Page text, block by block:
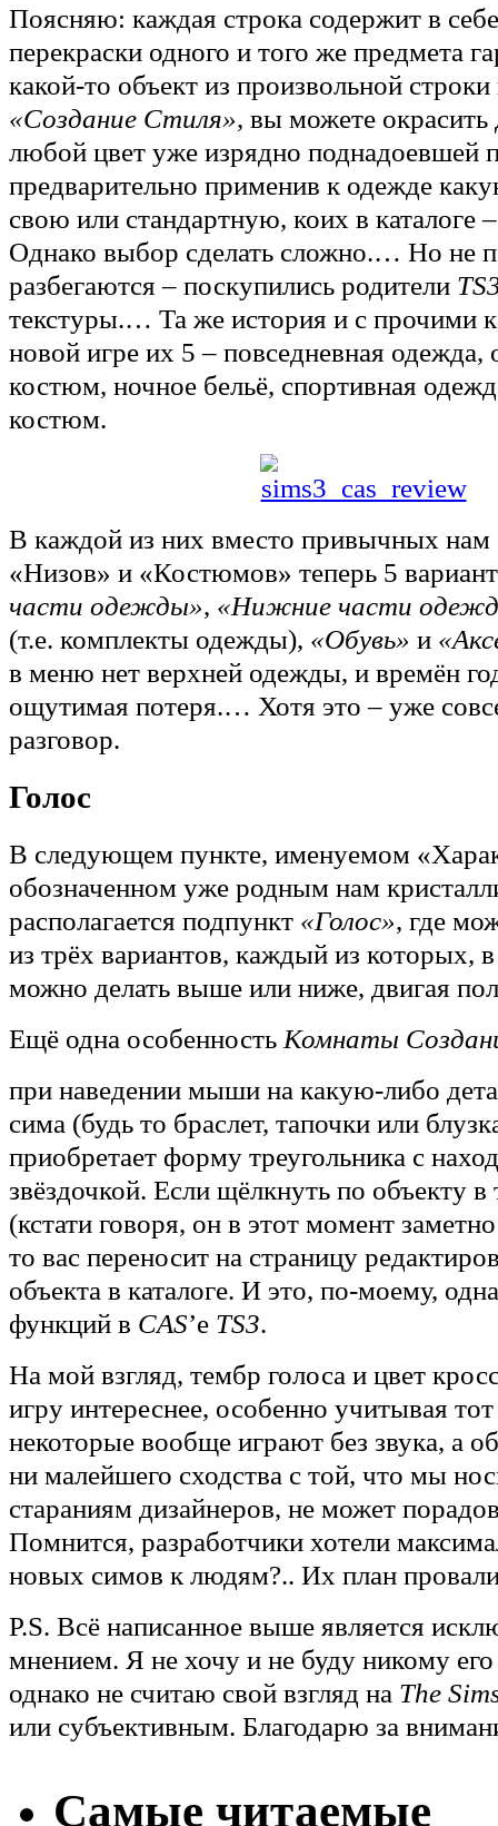
Поясняю: каждая строка содержит в
перекраски одного и того же предмета
какой-то объект из произвольной
«Создание Стиля», вы можете
любой цвет уже изрядно поднадоевшей
предварительно применив к одежде
свою или стандартную, коих в каталоге
Однако выбор сделать сложно.… Но не
разбегаются – поскупились родители
текстуры.… Та же история и с прочими
новой игре их 5 – повседневная
костюм, ночное бельё, спортивная
костюм.
В каждой из них вместо привычных нам
«Низов» и «Костюмов» теперь 5
части одежды», «Нижние части
(т.е. комплекты одежды), «Обувь» и
в меню нет верхней одежды, и времён
ощутимая потеря.… Хотя это – уже
разговор.
Голос
В следующем пункте, именуемом
обозначенном уже родным нам
располагается подпункт «Голос», где
из трёх вариантов, каждый из которых,
можно делать выше или ниже, двигая
Ещё одна особенность Комнаты
при наведении мыши на какую-либо
сима (будь то браслет, тапочки или
приобретает форму треугольника с
звёздочкой. Если щёлкнуть по объекту в
(кстати говоря, он в этот момент
то вас переносит на страницу
объекта в каталоге. И это, по-моему,
функций в CAS’e TS3.
На мой взгляд, тембр голоса и цвет
игру интереснее, особенно учитывая
некоторые вообще играют без звука, а
ни малейшего сходства с той, что мы
стараниям дизайнеров, не может
Помнится, разработчики хотели
новых симов к людям?.. Их план
P.S. Всё написанное выше является
мнением. Я не хочу и не буду никому его
однако не считаю свой взгляд на The
или субъективным. Благодарю за
Самые читаемые